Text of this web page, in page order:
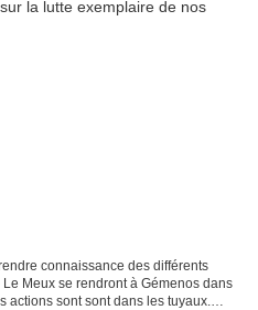
connaissance des différents
Meux se rendront à Gémenos dans
actions sont sont dans les tuyaux.